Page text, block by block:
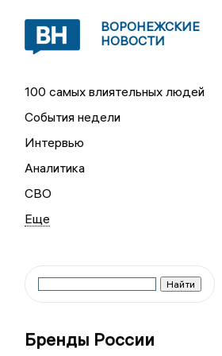
ВОРОНЕЖСКИЕ
НОВОСТИ
100 самых влиятельных людей
События недели
Интервью
Аналитика
СВО
Бренды России